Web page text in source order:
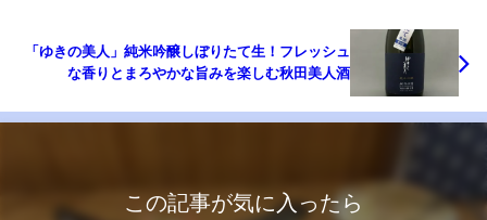
「ゆきの美人」純米吟醸しぼりたて生！フレッシュ
な香りとまろやかな旨みを楽しむ秋田美人酒
この記事が気に入ったら